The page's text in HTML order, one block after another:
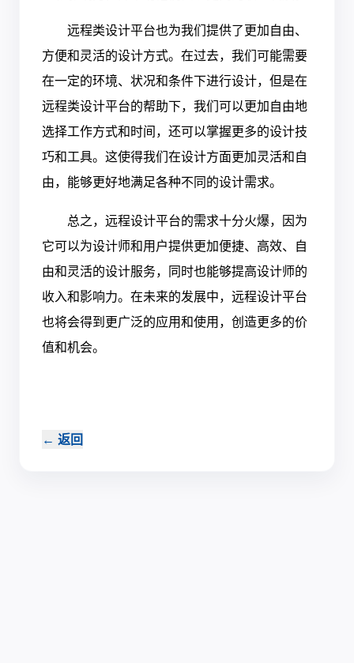
远程类设计平台也为我们提供了更加自由、
方便和灵活的设计方式。在过去，我们可能需要
在一定的环境、状况和条件下进行设计，但是在
远程类设计平台的帮助下，我们可以更加自由地
选择工作方式和时间，还可以掌握更多的设计技
巧和工具。这使得我们在设计方面更加灵活和自
由，能够更好地满足各种不同的设计需求。
总之，远程设计平台的需求十分火爆，因为
它可以为设计师和用户提供更加便捷、高效、自
由和灵活的设计服务，同时也能够提高设计师的
收入和影响力。在未来的发展中，远程设计平台
也将会得到更广泛的应用和使用，创造更多的价
值和机会。
← 返回